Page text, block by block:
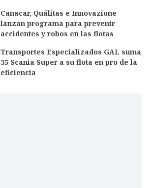
Canacar, Quálitas e Innovazione
lanzan programa para prevenir
accidentes y robos en las flotas
Transportes Especializados GAL suma
35 Scania Super a su flota en pro de la
eficiencia